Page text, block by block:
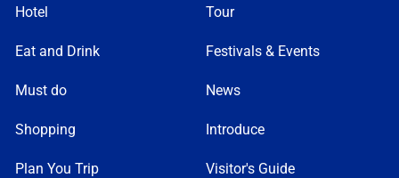
Hotel
Eat and Drink
Must do
Shopping
Plan You Trip
Tour
Festivals & Events
News
Introduce
Visitor's Guide